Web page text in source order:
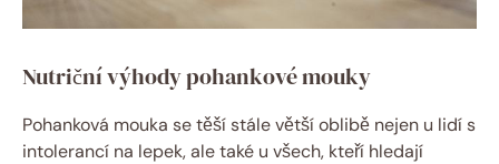
Nutriční výhody pohankové mouky
Pohanková​ mouka se těší ‌stále⁢ větší oblibě ​nejen u lidí s
‌intolerancí na​ lepek, ale také u všech, kteří hledají